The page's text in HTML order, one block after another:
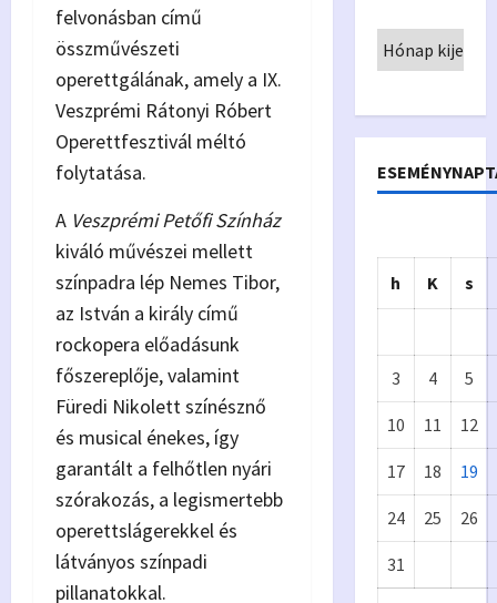
felvonásban című
összművészeti
operettgálának, amely a IX.
Veszprémi Rátonyi Róbert
Operettfesztivál méltó
folytatása.
A Veszprémi Petőfi Színház
kiváló művészei mellett
színpadra lép Nemes Tibor,
az István a király című
rockopera előadásunk
főszereplője, valamint
Füredi Nikolett színésznő
és musical énekes, így
garantált a felhőtlen nyári
szórakozás, a legismertebb
operettslágerekkel és
látványos színpadi
pillanatokkal.
h K s
3 4 5
10 11 12
17 18 19
24 25 26
31
Önkormányzat